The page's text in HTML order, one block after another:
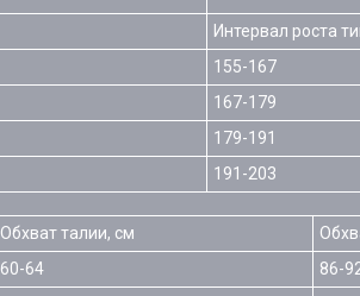
Интервал роста
155-167
167-179
179-191
191-203
Обхват талии, см
60-64
86-